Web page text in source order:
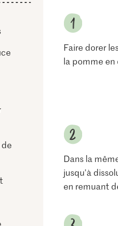
Faire dorer
la pomme
Dans la
jusqu'à
en remuant